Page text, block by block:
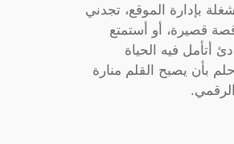
بإدارة الموقع، تجدني
قصة قصيرة، أو أستمتع
أتأمل فيه الحياة
بأن يصبح القلم منارة
الرقمي.